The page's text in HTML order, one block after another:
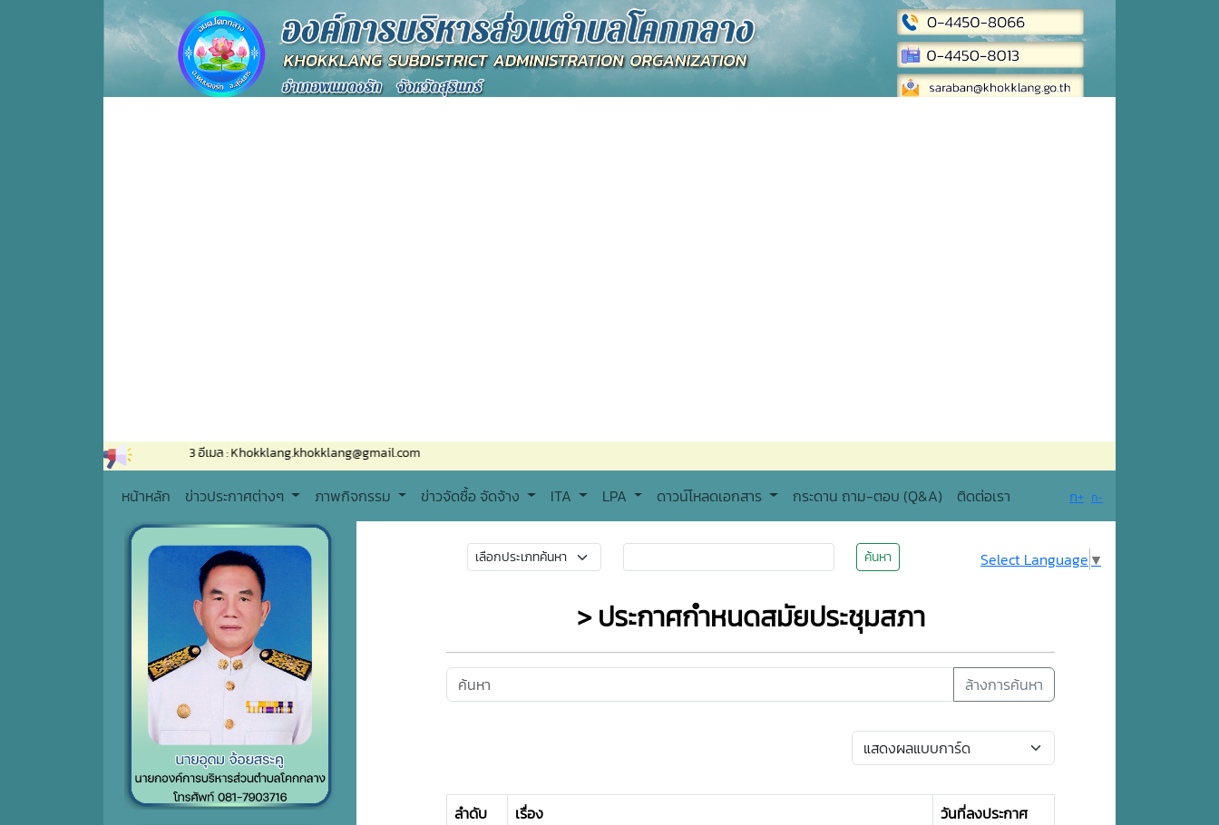
โทรสาร : 0-4450-8013 อีเมล : Khokklang.khokklang@gmail.com
หน้าหลัก ข่าวประกาศต่างๆ ภาพกิจกรรม ข่าวจัดซื้อ จัดจ้าง ITA LPA ดาวน์โหลดเอกสาร กระดาน ถาม-ตอบ (Q&A) ติดต่อเรา ก+ ก-
ค้นหา Select Language ▼
> ประกาศกำหนดสมัยประชุมสภา
ล้างการค้นหา
ลำดับ เรื่อง
วันที่ลงประกาศ